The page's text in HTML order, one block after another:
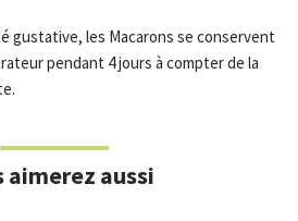
gustative, les Macarons se conservent
pendant 4 jours à compter de la
aimerez aussi